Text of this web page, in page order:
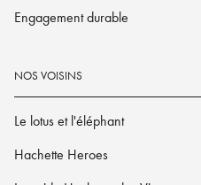
Engagement durable
NOS VOISINS
Le lotus et l'éléphant
Hachette Heroes